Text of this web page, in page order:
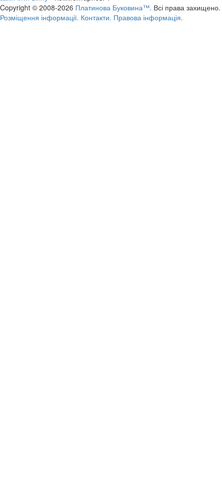
Copyright © 2008-2026 Платинова Буковина™. Всі права захищено.
Розміщення інформації. Контакти. Правова інформація.